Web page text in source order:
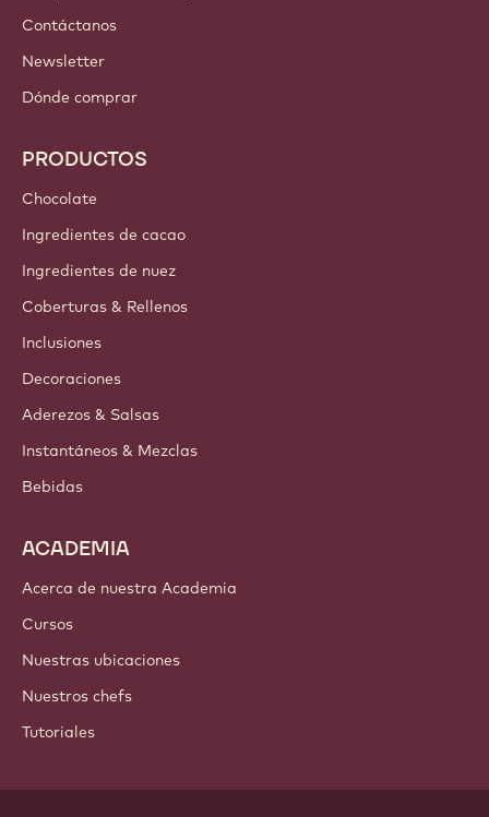
Contáctanos
Newsletter
Dónde comprar
PRODUCTOS
Chocolate
Ingredientes de cacao
Ingredientes de nuez
Coberturas & Rellenos
Inclusiones
Decoraciones
Aderezos & Salsas
Instantáneos & Mezclas
Bebidas
ACADEMIA
Acerca de nuestra Academia
Cursos
Nuestras ubicaciones
Nuestros chefs
Tutoriales